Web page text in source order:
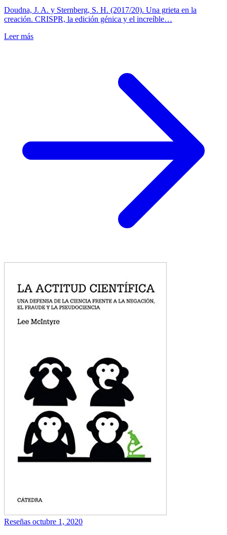
Doudna, J. A. y Sternberg, S. H. (2017/20). Una grieta en la
creación. CRISPR, la edición génica y el increíble…
Leer más
Reseñas octubre 1, 2020